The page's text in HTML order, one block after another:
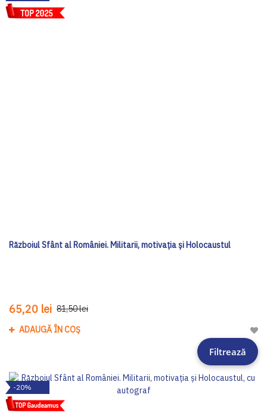
Războiul Sfânt al României. Militarii, motivația și Holocaustul
65,20 lei 81,50 lei
ADAUGĂ ÎN COȘ
-20%
Filtrează